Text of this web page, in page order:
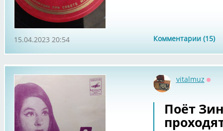
Комментарии (15)
15.04.2023 20:54
vitalmuz
Поёт